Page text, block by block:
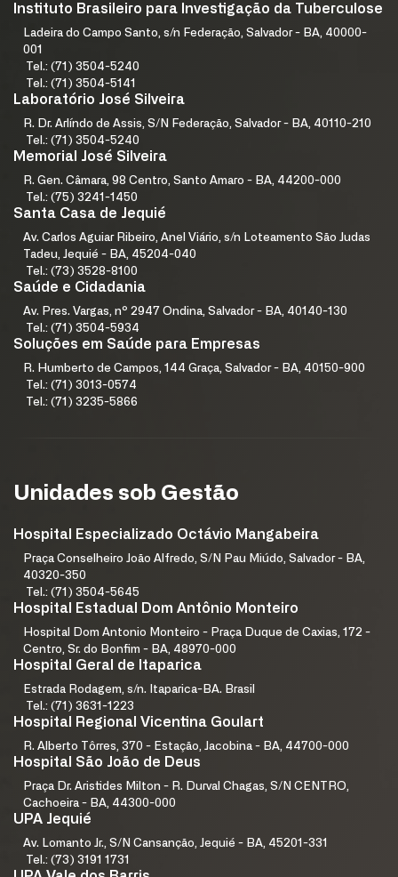
Instituto Brasileiro para Investigação da Tuberculose
Ladeira do Campo Santo, s/n Federação, Salvador - BA, 40000-
001
Tel.: (71) 3504-5240
Tel.: (71) 3504-5141
Laboratório José Silveira
R. Dr. Arlíndo de Assis, S/N Federação, Salvador - BA, 40110-210
Tel.: (71) 3504-5240
Memorial José Silveira
R. Gen. Câmara, 98 Centro, Santo Amaro - BA, 44200-000
Tel.: (75) 3241-1450
Santa Casa de Jequié
Av. Carlos Aguiar Ribeiro, Anel Viário, s/n Loteamento São Judas
Tadeu, Jequié - BA, 45204-040
Tel.: (73) 3528-8100
Saúde e Cidadania
Av. Pres. Vargas, nº 2947 Ondina, Salvador - BA, 40140-130
Tel.: (71) 3504-5934
Soluções em Saúde para Empresas
R. Humberto de Campos, 144 Graça, Salvador - BA, 40150-900
Tel.: (71) 3013-0574
Tel.: (71) 3235-5866
Unidades sob Gestão
Hospital Especializado Octávio Mangabeira
Praça Conselheiro João Alfredo, S/N Pau Miúdo, Salvador - BA,
40320-350
Tel.: (71) 3504-5645
Hospital Estadual Dom Antônio Monteiro
Hospital Dom Antonio Monteiro - Praça Duque de Caxias, 172 -
Centro, Sr. do Bonfim - BA, 48970-000
Hospital Geral de Itaparica
Estrada Rodagem, s/n. Itaparica-BA. Brasil
Tel.: (71) 3631-1223
Hospital Regional Vicentina Goulart
R. Alberto Tôrres, 370 - Estação, Jacobina - BA, 44700-000
Hospital São João de Deus
Praça Dr. Aristides Milton - R. Durval Chagas, S/N CENTRO,
Cachoeira - BA, 44300-000
UPA Jequié
Av. Lomanto Jr., S/N Cansanção, Jequié - BA, 45201-331
Tel.: (73) 3191 1731